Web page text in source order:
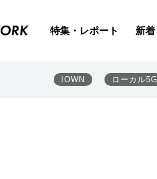
特集・レポート 新着
IOWN ローカル5G